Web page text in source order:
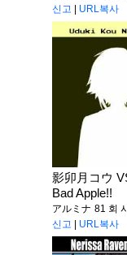
신고
URL복사
影卯月コウ
Bad Apple!!
アルミナ 81 회
신고
URL복사